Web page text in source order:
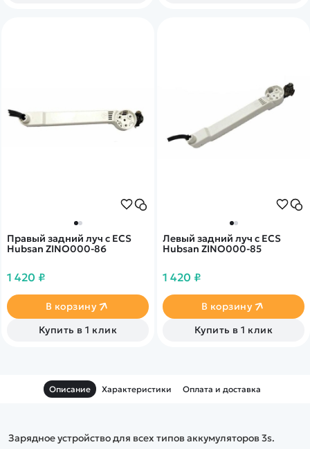
Правый задний луч с ECS
Hubsan ZINO000-86
1 420 ₽
В корзину
Купить в 1 клик
Левый задний луч с ECS
Hubsan ZINO000-85
1 420 ₽
В корзину
Купить в 1 клик
Описание Характеристики Оплата и доставка
Зарядное устройство для всех типов аккумуляторов 3s.